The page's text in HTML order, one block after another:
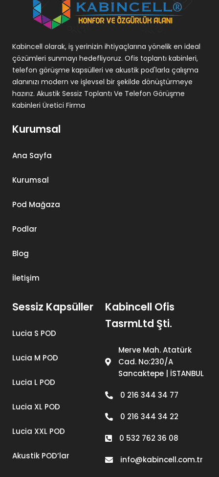
Kabincell olarak, iş yerinizin ihtiyaçlarına yönelik en ideal
çözümleri sunmayı hedefliyoruz. Ofis toplantı kabinleri,
telefon görüşme kapsülleri ve akustik pod'larla çalışma
alanınızı modern ve işlevsel bir şekilde dönüştürmeye
hazırız. Akustik Sessiz Toplantı Ve Telefon Görüşme
Kabinleri Üretici Firma
Kurumsal
Ana Sayfa
Kurumsal
Pod Mağaza
Podlar
Blog
İletişim
Sessiz Kapsüller
Lucia S POD
Lucia M POD
Lucia L POD
Lucia XL POD
Lucia XXL POD
Akustik POD’lar
Kabincell Ofis
TasrmLtd Şti.
Merve Mah. Atatürk
Cad. No:230/A
Sancaktepe | İSTANBUL
0 216 344 34 77
0 216 344 34 22
0 532 762 36 08
info@kabincell.com.tr